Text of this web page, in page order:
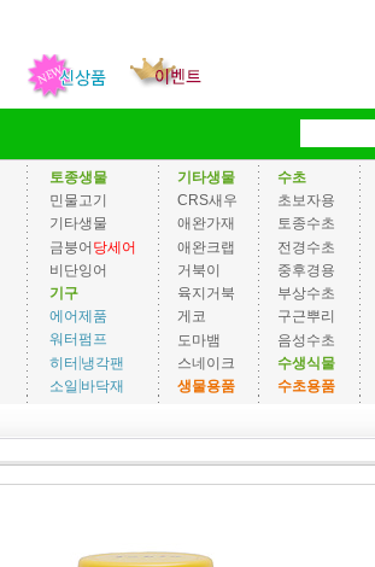
토종생물
민물고기
기타생물
금붕어 당세어
비단잉어
기구
에어제품
워터펌프
히터|냉각팬
소일 |바닥재
기타생물
CRS새우
애완가재
애완크랩
거북이
육지거북
게코
도마뱀
스네이크
생물용품
수초
초보자용
토종수초
전경수초
중후경용
부상수초
구근뿌리
음성수초
수생식물
수초용품